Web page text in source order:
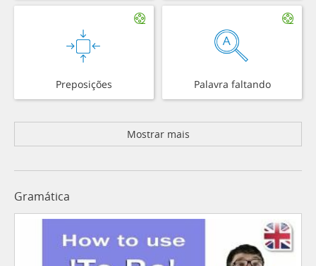
Preposições Palavra faltando
Mostrar mais
Gramática